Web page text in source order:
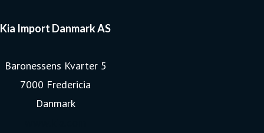
Kia Import Danmark AS
Baronessens Kvarter 5
7000 Fredericia
Danmark